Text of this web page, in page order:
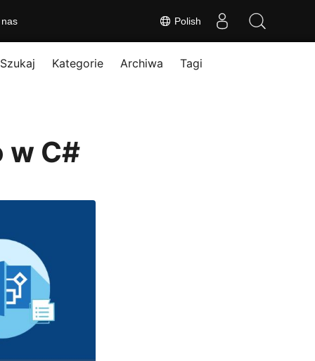
Polish
Szukaj Kategorie Archiwa Tagi
w C#